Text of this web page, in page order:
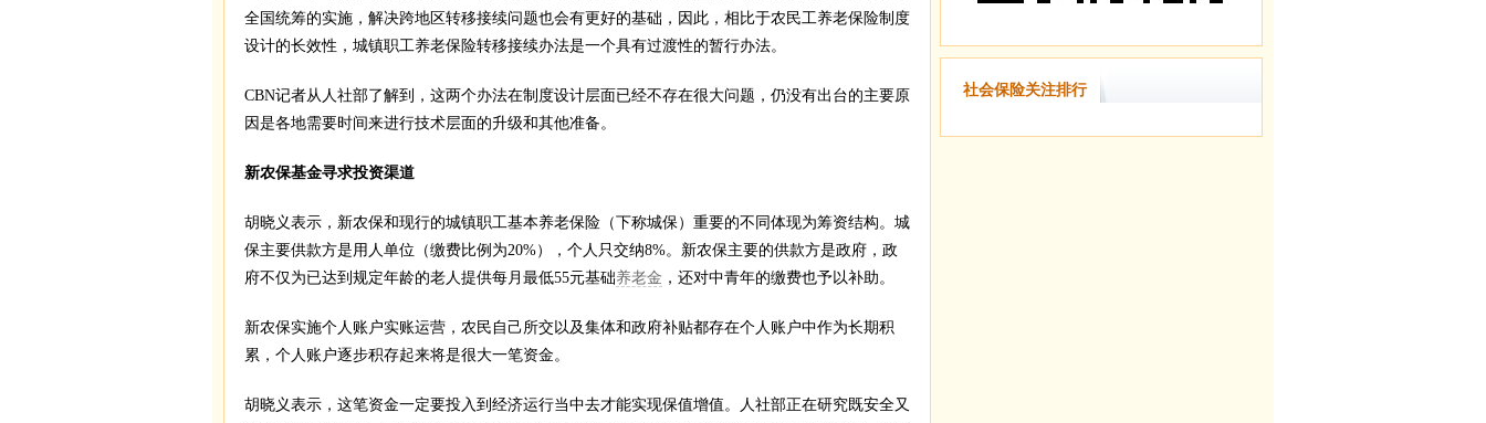
全国统筹的实施，解决跨地区转移接续问题也会有更好的基础，因此，相比于农民工养老保险制度
设计的长效性，城镇职工养老保险转移接续办法是一个具有过渡性的暂行办法。
CBN记者从人社部了解到，这两个办法在制度设计层面已经不存在很大问题，仍没有出台的主要原
因是各地需要时间来进行技术层面的升级和其他准备。
新农保基金寻求投资渠道
胡晓义表示，新农保和现行的城镇职工基本养老保险（下称城保）重要的不同体现为筹资结构。城
保主要供款方是用人单位（缴费比例为20%），个人只交纳8%。新农保主要的供款方是政府，政
府不仅为已达到规定年龄的老人提供每月最低55元基础养老金 ，还对中青年的缴费也予以补助。
新农保实施个人账户实账运营，农民自己所交以及集体和政府补贴都存在个人账户中作为长期积
累，个人账户逐步积存起来将是很大一笔资金。
胡晓义表示，这笔资金一定要投入到经济运行当中去才能实现保值增值。人社部正在研究既安全又
社会保险关注排行